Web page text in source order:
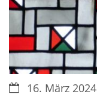
Datum:16. März 2024